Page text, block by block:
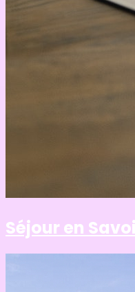
Séjour en